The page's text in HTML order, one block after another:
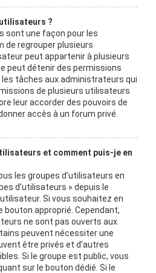
?
sont une façon pour les
de regrouper plusieurs
peut appartenir à plusieurs
peut détenir des permissions
tâches aux administrateurs qui
de plusieurs utilisateurs
leur accorder des pouvoirs de
accès à un forum privé.
et comment puis-je en
les groupes d’utilisateurs en
d’utilisateurs » depuis le
Si vous souhaitez en
bouton approprié. Cependant,
ne sont pas ouverts aux
peuvent nécessiter une
être privés et d’autres
Si le groupe est public, vous
sur le bouton dédié. Si le